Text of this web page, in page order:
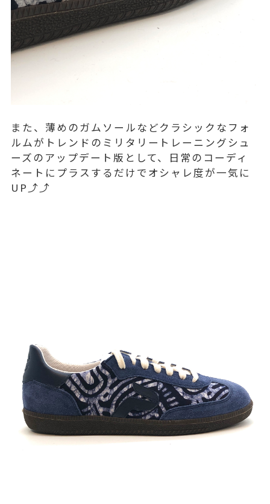
また、薄めのガムソールなどクラシックなフォ
ルムがトレンドのミリタリートレーニングシュ
ーズのアップデート版として、日常のコーディ
ネートにプラスするだけでオシャレ度が一気に
UP⤴️⤴️